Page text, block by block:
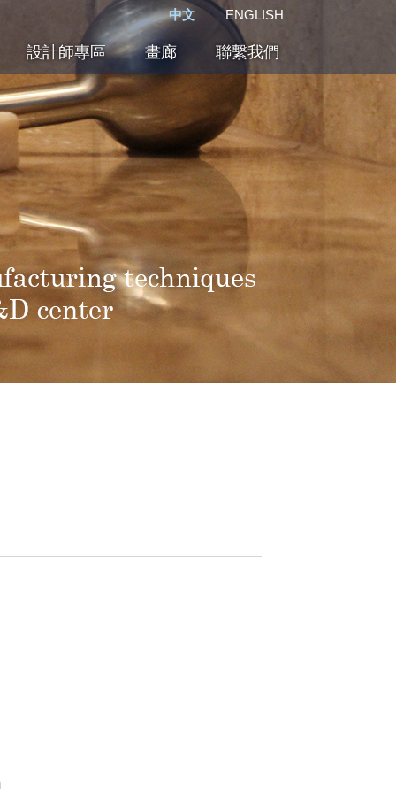
中文 ENGLISH
設計師專區 畫廊 聯繫我們